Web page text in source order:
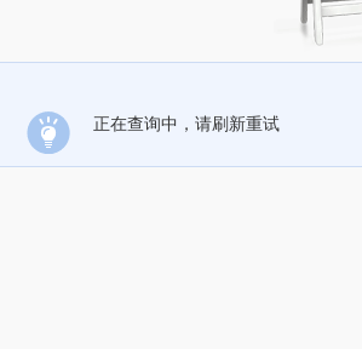
正在查询中，请刷新重试